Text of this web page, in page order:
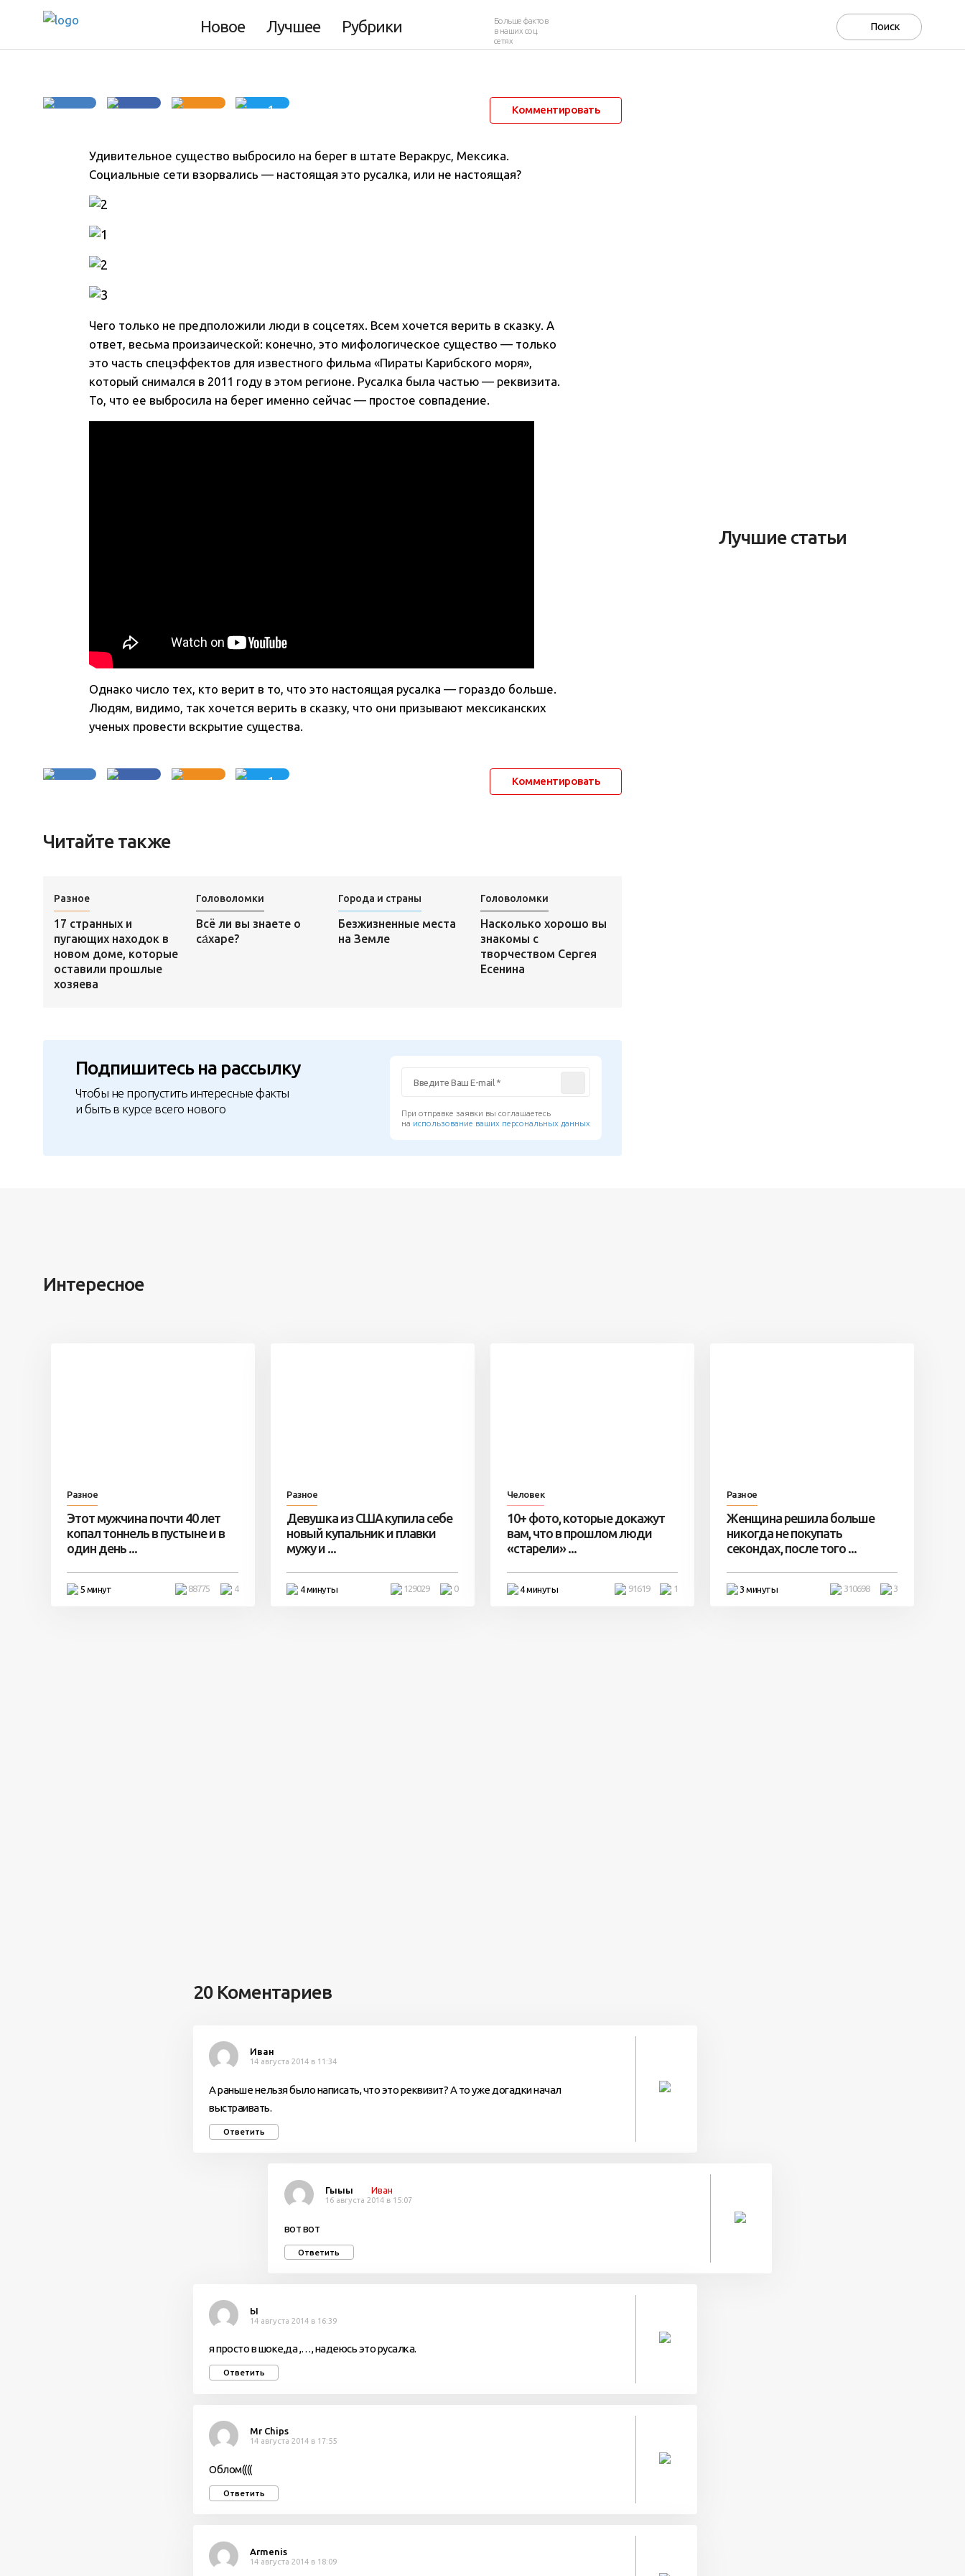
Новое Лучшее Рубрики
Больше фактов
в наших соц.
сетях
1 Комментировать
Удивительное существо выбросило на берег в штате Веракрус, Мексика.
Социальные сети взорвались — настоящая это русалка, или не настоящая?
Чего только не предположили люди в соцсетях. Всем хочется верить в сказку. А
ответ, весьма произаической: конечно, это мифологическое существо — только
это часть спецэффектов для известного фильма «Пираты Карибского моря»,
который снимался в 2011 году в этом регионе. Русалка была частью — реквизита.
То, что ее выбросила на берег именно сейчас — простое совпадение.
Однако число тех, кто верит в то, что это настоящая русалка — гораздо больше.
Людям, видимо, так хочется верить в сказку, что они призывают мексиканских
ученых провести вскрытие существа.
1 Комментировать
Читайте также
Разное
17 странных и
пугающих находок в
новом доме, которые
оставили прошлые
хозяева
Головоломки
Всё ли вы знаете о
са́харе?
Города и страны
Безжизненные места
на Земле
Головоломки
Насколько хорошо вы
знакомы с
творчеством Сергея
Есенина
Подпишитесь на рассылку
Чтобы не пропустить интересные факты
и быть в курсе всего нового
При отправке заявки вы соглашаетесь
на использование ваших персональных данных
Лучшие статьи
Интересное
Разное
Этот мужчина почти 40 лет
копал тоннель в пустыне и в
один день ...
5 минут 4
88775
Разное
Девушка из США купила себе
новый купальник и плавки
мужу и ...
4 минуты 0
129029
Человек
10+ фото, которые докажут
вам, что в прошлом люди
«старели» ...
4 минуты 1
91619
Разное
Женщина решила больше
никогда не покупать
секондах, после того ...
3 минуты 3
310698
20 Коментариев
Иван
14 августа 2014 в 11:34
А раньше нельзя было написать, что это реквизит? А то уже догадки начал
выстраивать.
Ответить
Гыыы Иван
16 августа 2014 в 15:07
вот вот
Ответить
Ы
14 августа 2014 в 16:39
я просто в шоке,да ,…, надеюсь это русалка.
Ответить
Mr Chips
14 августа 2014 в 17:55
Облом((((
Ответить
Armenis
14 августа 2014 в 18:09